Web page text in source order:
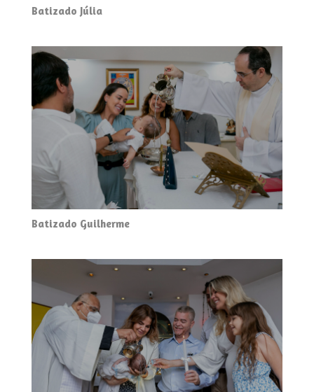
Batizado Júlia
Batizado Guilherme